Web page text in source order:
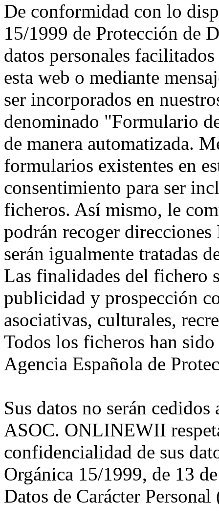
De conformidad con lo
15/1999 de Protección de
datos personales
esta web o mediante
ser incorporados en
denominado "Formulario
de manera automatizada.
formularios existentes en
consentimiento para ser
ficheros. Así mismo, le
podrán recoger
serán igualmente tratadas
Las finalidades del fichero
publicidad y prospección
asociativas, culturales,
Todos los ficheros han
Agencia Española de
Sus datos no serán
ASOC. ONLINEWII
confidencialidad de sus
Orgánica 15/1999, de 13
Datos de Carácter